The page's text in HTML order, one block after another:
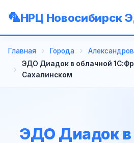
НРЦ Новосибирск
Главная Города
ЭДО Диадок в облачной
Сахалинском
ЭДО Диадок в